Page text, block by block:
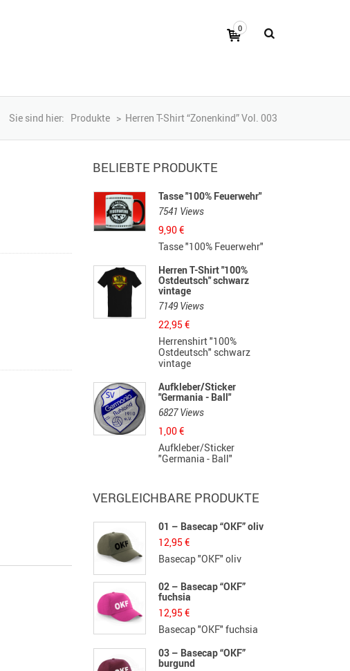
0
Sie sind hier: Produkte > Herren T-Shirt “Zonenkind” Vol. 003
BELIEBTE PRODUKTE
Tasse "100% Feuerwehr"
7541 Views
9,90€
Tasse "100% Feuerwehr"
Herren T-Shirt "100%
Ostdeutsch" schwarz
vintage
7149 Views
22,95 €
Herrenshirt "100%
Ostdeutsch" schwarz
vintage
Aufkleber/Sticker
"Germania - Ball"
6827 Views
1,00€
Aufkleber/Sticker
"Germania - Ball"
VERGLEICHBARE PRODUKTE
01 – Basecap “OKF” oliv
12,95 €
Basecap "OKF" oliv
02 – Basecap “OKF”
fuchsia
12,95 €
Basecap "OKF" fuchsia
03 – Basecap “OKF”
burgund